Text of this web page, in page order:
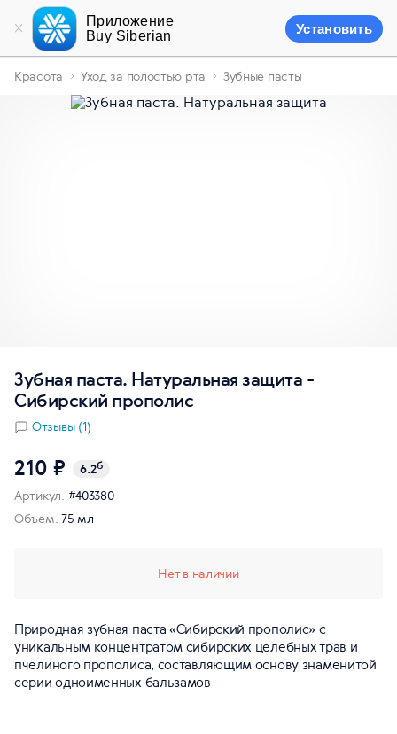
Приложение
Buy Siberian
Установить
Красота Уход за полостью рта Зубные пасты
Зубная паста. Натуральная защита -
Сибирский прополис
Отзывы (1)
Природная зубная паста «Сибирский прополис» с
уникальным концентратом сибирских целебных трав и
пчелиного прополиса, составляющим основу знаменитой
серии одноименных бальзамов
210 ₽ 6.2б
Нет в наличии
Артикул: #403380
Объем: 75 мл